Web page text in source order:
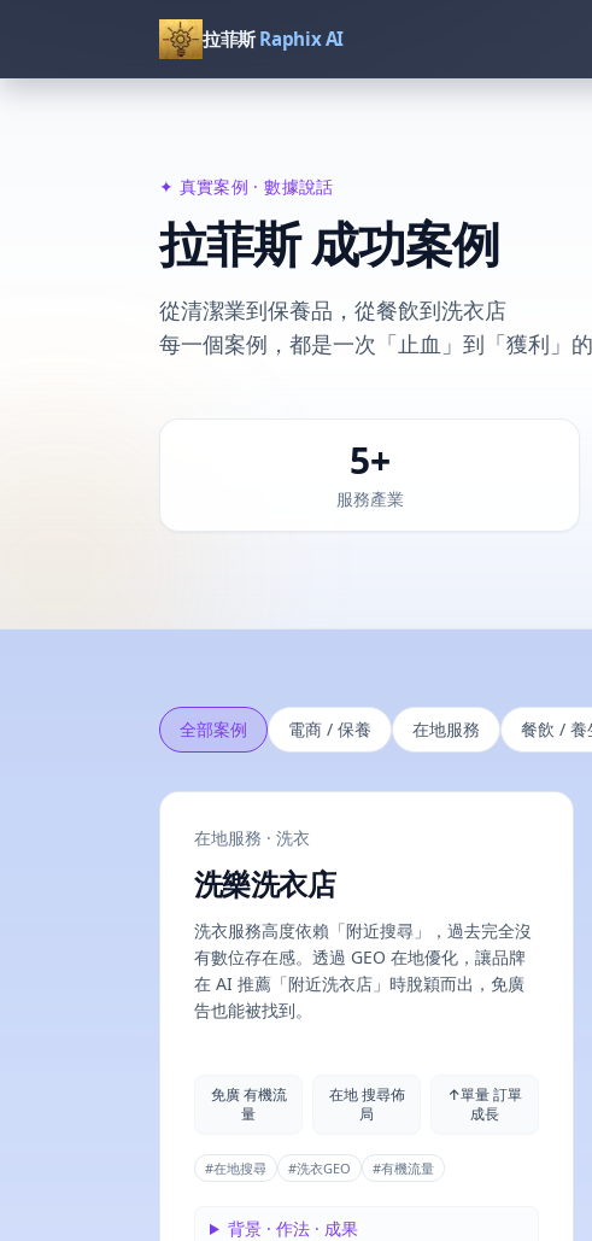
拉菲斯Raphix AI
✦ 真實案例 · 數據說話
拉菲斯 成功案例
從清潔業到保養品，從餐飲到洗衣店
每一個案例，都是一次「止血」到「獲利」
5+
服務產業
全部案例 電商 / 保養 在地服務 餐飲 / 養
在地服務 · 洗衣
洗樂洗衣店
洗衣服務高度依賴「附近搜尋」，過去完全沒
有數位存在感。透過 GEO 在地優化，讓品牌
在 AI 推薦「附近洗衣店」時脫穎而出，免廣
告也能被找到。
免廣 有機流
量
在地 搜尋佈
局
↑單量 訂單
成長
#在地搜尋 #洗衣GEO #有機流量
背景 · 作法 · 成果